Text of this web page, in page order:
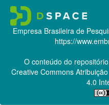
Empresa Brasileira de
https://
O conteúdo do
Creative CommonsAtribuição
4.0